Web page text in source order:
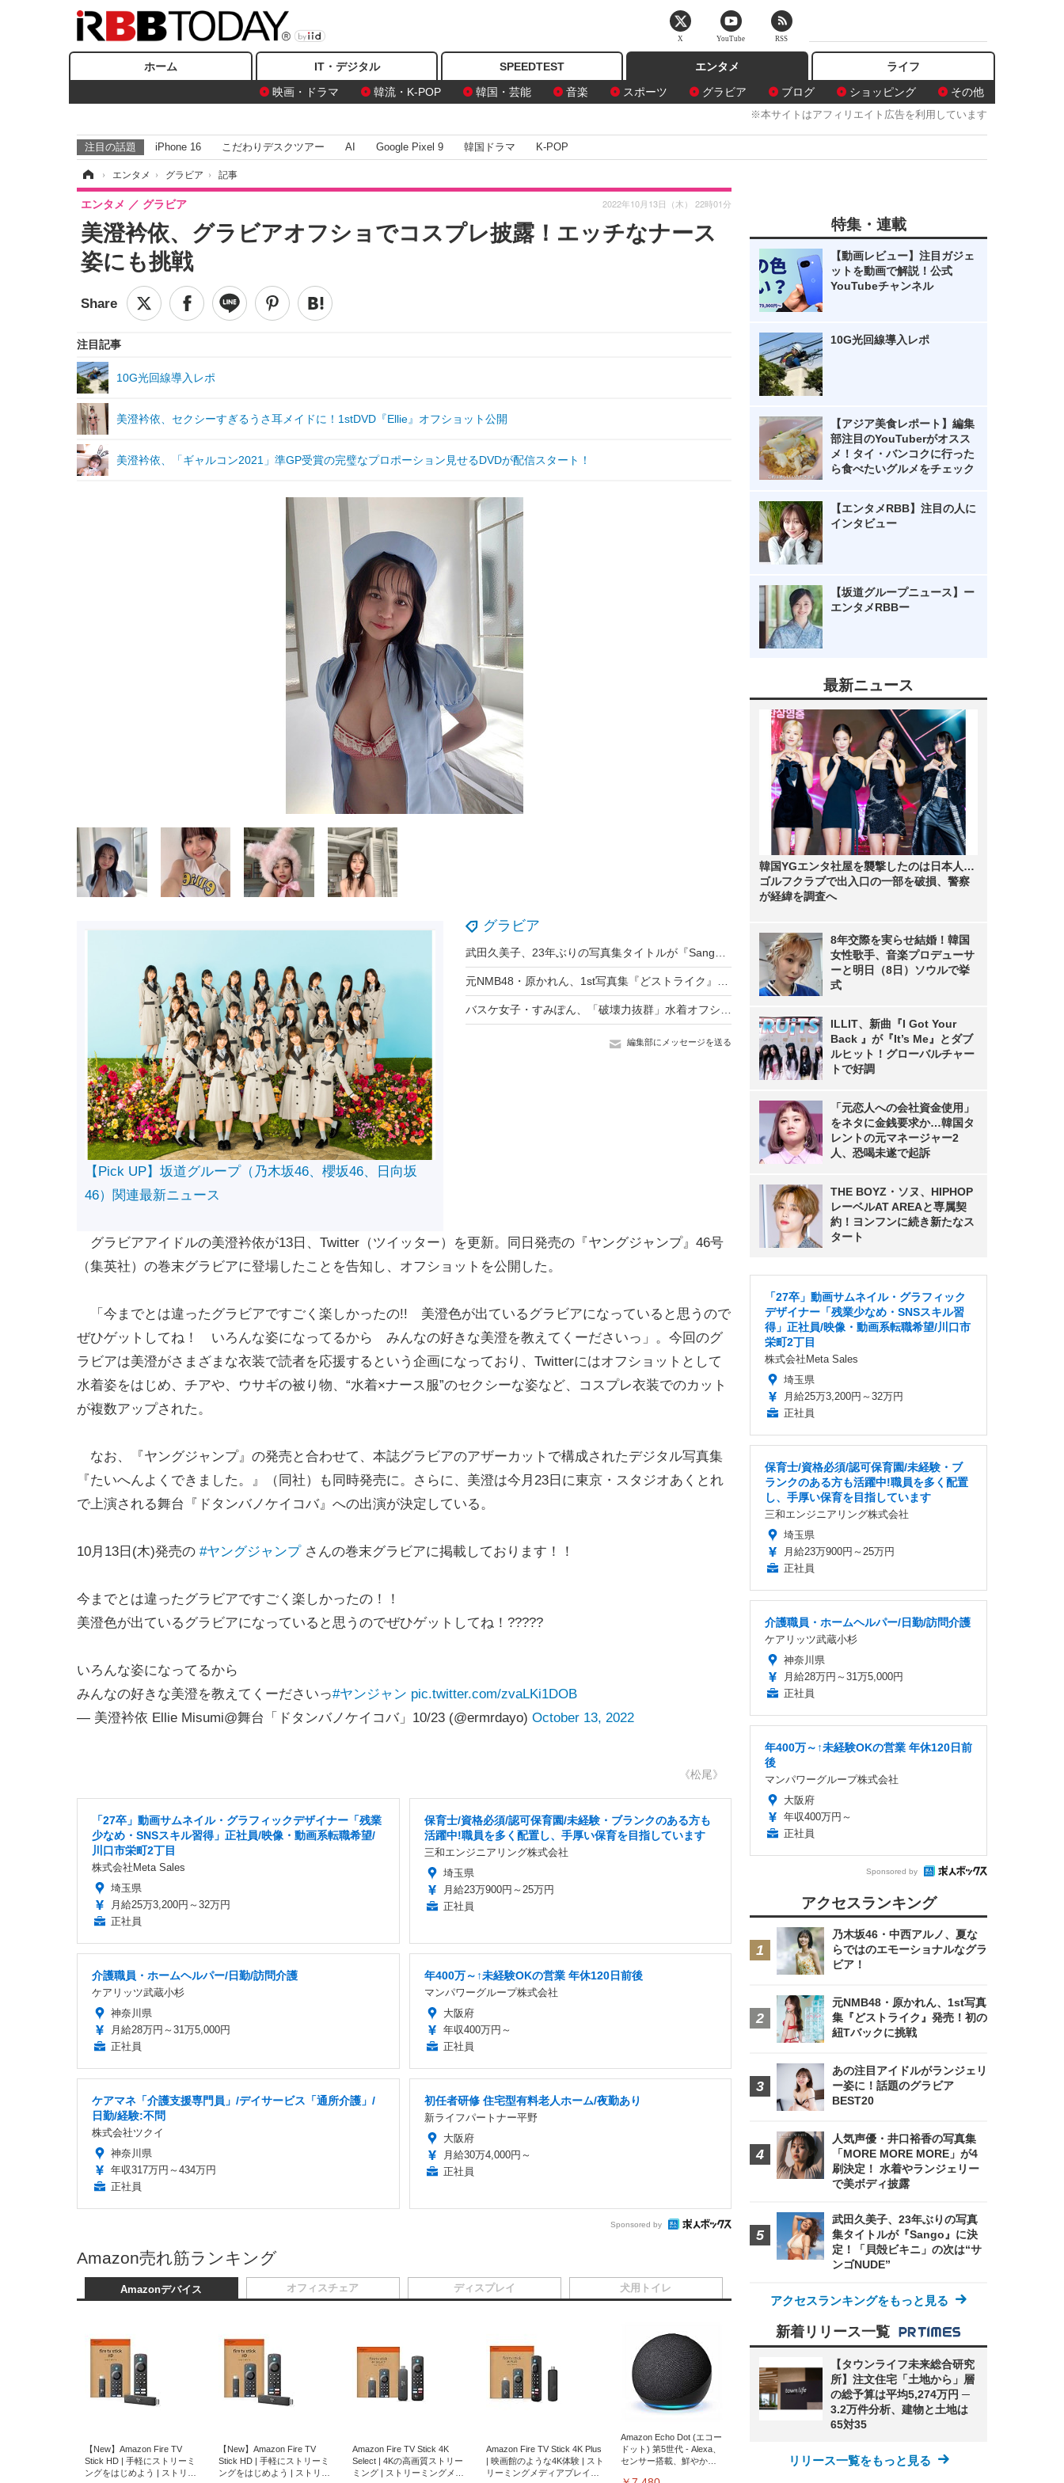
ホーム IT・デジタル SPEEDTEST
エンタメ
映画・ドラマ
韓流・K-POP 韓国・芸能 音楽 スポーツ グラビア ブログ ショッピング その他
ライフ
※本サイトはアフィリエイト広告を利用しています
注目の話題 iPhone 16 こだわりデスクツアー AI Google Pixel 9 韓国ドラマ K-POP
› エンタメ › グラビア › 記事
美澄衿依、グラビアオフショでコスプレ披露！エッチなナース
姿にも挑戦
エンタメ グラビア 2022年10月13日（木） 22時01分
注目記事
10G光回線導入レポ
美澄衿依、セクシーすぎるうさ耳メイドに！1stDVD『Ellie』オフショット公開
美澄衿依、「ギャルコン2021」準GP受賞の完璧なプロポーション見せるDVDが配信スタート！
グラビア
編集部にメッセージを送る
【Pick UP】坂道グループ（乃木坂46、櫻坂46、日向坂
46）関連最新ニュース
グラビアアイドルの美澄衿依が13日、Twitter（ツイッター）を更新。同日発売の『ヤングジャンプ』46号
（集英社）の巻末グラビアに登場したことを告知し、オフショットを公開した。
「今までとは違ったグラビアですごく楽しかったの!! 美澄色が出ているグラビアになっていると思うので
ぜひゲットしてね！ いろんな姿になってるから みんなの好きな美澄を教えてくーださいっ」。今回のグ
ラビアは美澄がさまざまな衣装で読者を応援するという企画になっており、Twitterにはオフショットとして
水着姿をはじめ、チアや、ウサギの被り物、“水着×ナース服”のセクシーな姿など、コスプレ衣装でのカット
が複数アップされた。
なお、『ヤングジャンプ』の発売と合わせて、本誌グラビアのアザーカットで構成されたデジタル写真集
『たいへんよくできました。』（同社）も同時発売に。さらに、美澄は今月23日に東京・スタジオあくとれ
で上演される舞台『ドタンバノケイコバ』への出演が決定している。
10月13日(木)発売の #ヤングジャンプさんの巻末グラビアに掲載しております！！
今までとは違ったグラビアですごく楽しかったの！！
美澄色が出ているグラビアになっていると思うのでぜひゲットしてね！?????
いろんな姿になってるから
みんなの好きな美澄を教えてくーださいっ#ヤンジャン pic.twitter.com/zvaLKi1DOB
— 美澄衿依 Ellie Misumi@舞台「ドタンバノケイコバ」10/23 (@ermrdayo) October 13, 2022
《松尾》
「27卒」動画サムネイル・グラフィックデザイナー「残業
少なめ・SNSスキル習得」正社員/映像・動画系転職希望/
川口市栄町2丁目
株式会社Meta Sales
埼玉県
月給25万3,200円～32万円
正社員
保育士/資格必須/認可保育園/未経験・ブランクのある方も
活躍中!職員を多く配置し、手厚い保育を目指しています
三和エンジニアリング株式会社
埼玉県
月給23万900円～25万円
正社員
介護職員・ホームヘルパー/日勤/訪問介護
ケアリッツ武蔵小杉
神奈川県
月給28万円～31万5,000円
正社員
年400万～↑未経験OKの営業 年休120日前後
マンパワーグループ株式会社
大阪府
年収400万円～
正社員
ケアマネ「介護支援専門員」/デイサービス「通所介護」/
日勤/経験:不問
株式会社ツクイ
神奈川県
年収317万円～434万円
正社員
初任者研修 住宅型有料老人ホーム/夜勤あり
新ライフパートナー平野
大阪府
月給30万4,000円～
正社員
Sponsored by
Amazon売れ筋ランキング
Amazonデバイス
【New】Amazon Fire TV
Stick HD | 手軽にストリーミ
ングをはじめよう | ストリー
【New】Amazon Fire TV
Stick HD | 手軽にストリーミ
ングをはじめよう | ストリー
Amazon Fire TV Stick 4K
Select | 4Kの高画質ストリー
ミング | ストリーミングメデ
Amazon Fire TV Stick 4K Plus
| 映画館のような4K体験 | スト
リーミングメディアプレイヤ
Amazon Echo Dot (エコー
ドット) 第5世代 - Alexa、
センサー搭載、鮮やかな
オフィスチェア ディスプレイ 犬用トイレ
特集・連載
【動画レビュー】注目ガジェ
ットを動画で解説！公式
YouTubeチャンネル
10G光回線導入レポ
【アジア美食レポート】編集
部注目のYouTuberがオスス
メ！タイ・バンコクに行った
ら食べたいグルメをチェック
【エンタメRBB】注目の人に
インタビュー
【坂道グループニュース】ー
エンタメRBBー
最新ニュース
韓国YGエンタ社屋を襲撃したのは日本人…
ゴルフクラブで出入口の一部を破損、警察
が経緯を調査へ
8年交際を実らせ結婚！韓国
女性歌手、音楽プロデューサ
ーと明日（8日）ソウルで挙
式
ILLIT、新曲『I Got Your
Back 』が『It’s Me』とダブ
ルヒット！グローバルチャー
トで好調
「元恋人への会社資金使用」
をネタに金銭要求か…韓国タ
レントの元マネージャー2
人、恐喝未遂で起訴
THE BOYZ・ソヌ、HIPHOP
レーベルAT AREAと専属契
約！ヨンフンに続き新たなス
タート
「27卒」動画サムネイル・グラフィック
デザイナー「残業少なめ・SNSスキル習
得」正社員/映像・動画系転職希望/川口市
栄町2丁目
株式会社Meta Sales
埼玉県
月給25万3,200円～32万円
正社員
保育士/資格必須/認可保育園/未経験・ブ
ランクのある方も活躍中!職員を多く配置
し、手厚い保育を目指しています
三和エンジニアリング株式会社
埼玉県
月給23万900円～25万円
正社員
介護職員・ホームヘルパー/日勤/訪問介護
ケアリッツ武蔵小杉
神奈川県
月給28万円～31万5,000円
正社員
年400万～↑未経験OKの営業 年休120日前
後
マンパワーグループ株式会社
大阪府
年収400万円～
正社員
Sponsored by
アクセスランキング
乃木坂46・中西アルノ、夏な
らではのエモーショナルなグラ
ビア！
元NMB48・原かれん、1st写真
集『どストライク』発売！初の
紐Tバックに挑戦
あの注目アイドルがランジェリ
ー姿に！話題のグラビア
BEST20
人気声優・井口裕香の写真集
「MORE MORE MORE」が4
刷決定！ 水着やランジェリー
で美ボディ披露
武田久美子、23年ぶりの写真
集タイトルが『Sango』に決
定！「貝殻ビキニ」の次は“サ
ンゴNUDE”
アクセスランキングをもっと見る
新着リリース一覧
【タウンライフ未来総合研究
所】注文住宅「土地から」層
の総予算は平均5,274万円 ─
3.2万件分析、建物と土地は
65対35
リリース一覧をもっと見る
X YouTube RSS